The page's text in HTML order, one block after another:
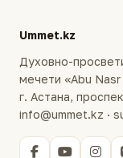
Ummet.kz
Духовно-
мечети «Abu Nasr
г. Астана,
info@ummet.kz ·